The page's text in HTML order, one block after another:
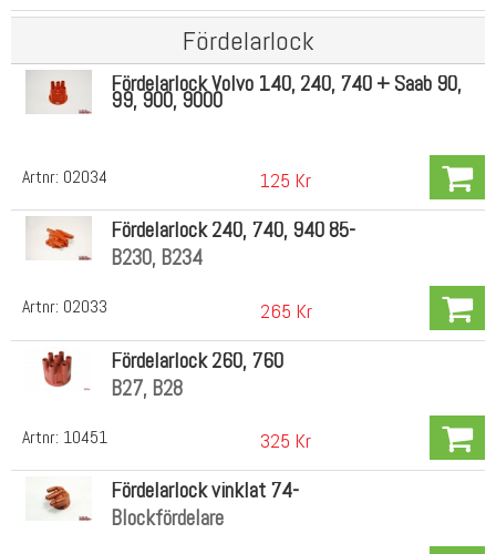
Fördelarlock
Artnr: 02034
Fördelarlock Volvo 140, 240, 740 + Saab 90,
99, 900, 9000
125 Kr
Artnr: 02033
Fördelarlock 240, 740, 940 85-
B230, B234
265 Kr
Artnr: 10451
Fördelarlock 260, 760
B27, B28
325 Kr
Fördelarlock vinklat 74-
Blockfördelare